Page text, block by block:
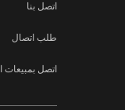
اتصل بنا
طلب اتصال
اتصل